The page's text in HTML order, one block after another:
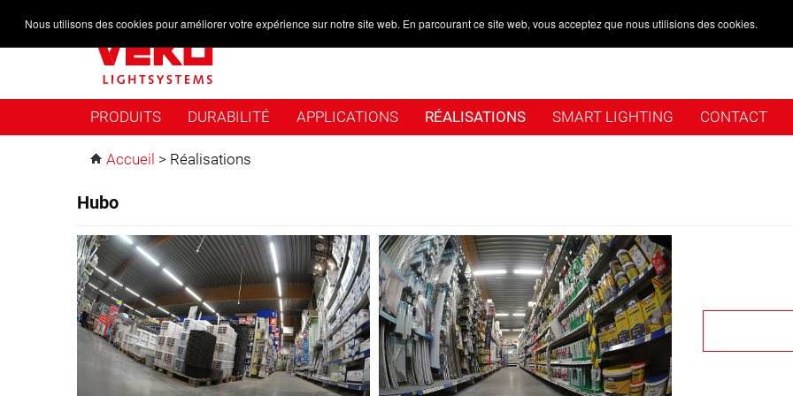
PRODUITS DURABILITÉ APPLICATIONS RÉALISATIONS SMART LIGHTING CONTACT
Accueil > Réalisations
Hubo
Nous utilisons des cookies pour améliorer votre expérience sur notre site web. En parcourant ce site web, vous acceptez que nous utilisions des cookies.